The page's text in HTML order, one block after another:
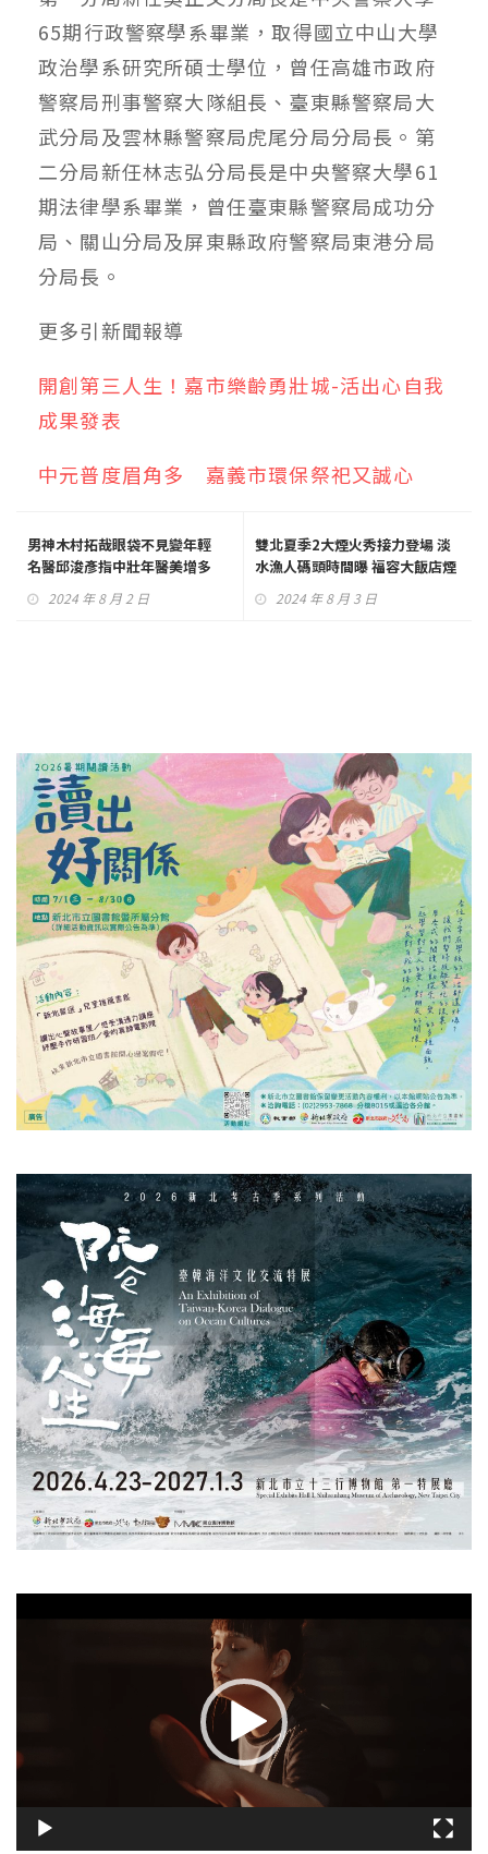
65期行政警察學系畢業，取得國立中山大學
政治學系研究所碩士學位，曾任高雄市政府
警察局刑事警察大隊組長、臺東縣警察局大
武分局及雲林縣警察局虎尾分局分局長。第
二分局新任林志弘分局長是中央警察大學61
期法律學系畢業，曾任臺東縣警察局成功分
局、關山分局及屏東縣政府警察局東港分局
分局長。
更多引新聞報導
開創第三人生！嘉市樂齡勇壯城-活出心自我
成果發表
中元普度眉角多 嘉義市環保祭祀又誠心
男神木村拓哉眼袋不見變年輕
名醫邱浚彥指中壯年醫美增多
2024 年 8 月 2 日
雙北夏季2大煙火秀接力登場 淡
水漁人碼頭時間曝 福容大飯店煙
2024 年 8 月 3 日